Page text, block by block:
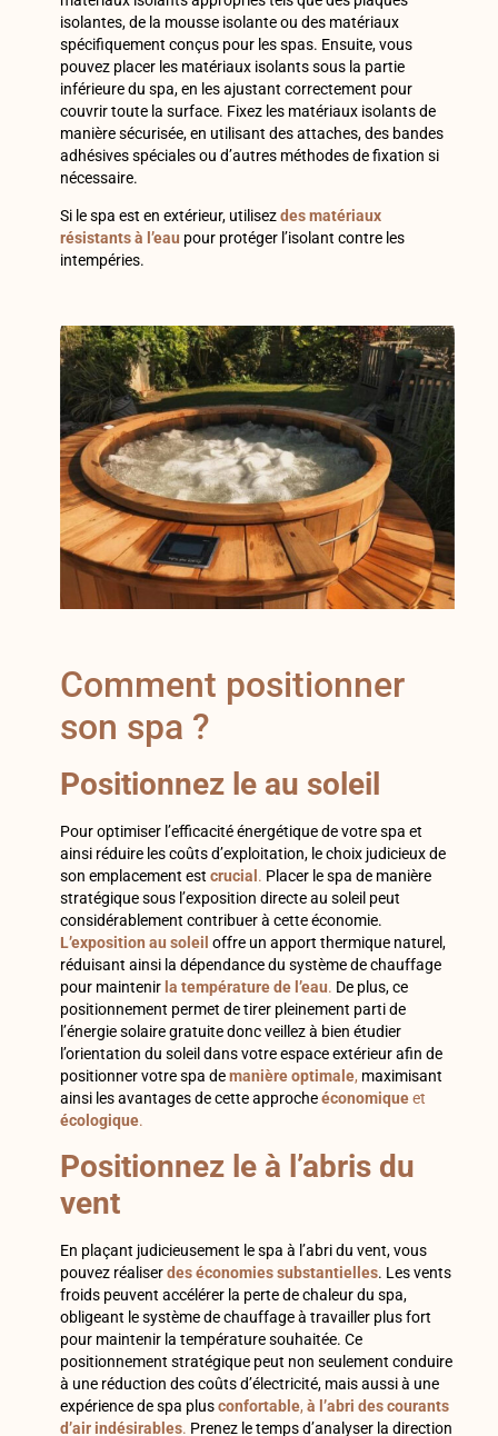
isolantes, de la mousse isolante ou des matériaux
spécifiquement conçus pour les spas. Ensuite, vous
pouvez placer les matériaux isolants sous la partie
inférieure du spa, en les ajustant correctement pour
couvrir toute la surface. Fixez les matériaux isolants de
manière sécurisée, en utilisant des attaches, des bandes
adhésives spéciales ou d’autres méthodes de fixation si
nécessaire.
Si le spa est en extérieur, utilisezdes matériaux
résistants à l’eau pour protéger l’isolant contre les
intempéries.
Comment positionner
son spa ?
Positionnez le au soleil
Pour optimiser l’efficacité énergétique de votre spa et
ainsi réduire les coûts d’exploitation, le choix judicieux de
son emplacement est crucial . Placer le spa de manière
stratégique sous l’exposition directe au soleil peut
considérablement contribuer à cette économie.
L’exposition au soleil offre un apport thermique naturel,
réduisant ainsi la dépendance du système de chauffage
pour maintenir la température de l’eau. De plus, ce
positionnement permet de tirer pleinement parti de
l’énergie solaire gratuite donc veillez à bien étudier
l’orientation du soleil dans votre espace extérieur afin de
positionner votre spa demanière optimale, maximisant
ainsi les avantages de cette approcheéconomiqueet
écologique.
Positionnez le à l’abris du
vent
En plaçant judicieusement le spa à l’abri du vent, vous
pouvez réaliserdes économies substantielles. Les vents
froids peuvent accélérer la perte de chaleur du spa,
obligeant le système de chauffage à travailler plus fort
pour maintenir la température souhaitée. Ce
positionnement stratégique peut non seulement conduire
à une réduction des coûts d’électricité, mais aussi à une
expérience de spa plusconfortable, à l’abri des courants
d’air indésirables. Prenez le temps d’analyser la direction